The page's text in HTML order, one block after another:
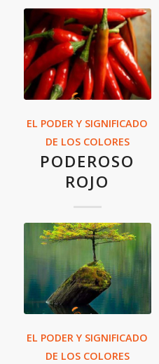
EL PODER Y SIGNIFICADO
DE LOS COLORES
PODEROSO
ROJO
EL PODER Y SIGNIFICADO
DE LOS COLORES